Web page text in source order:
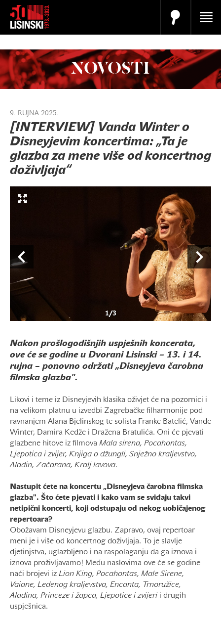
NOVOSTI
9. RUJNA 2025.
[INTERVIEW] Vanda Winter o
Disneyjevim koncertima: „Ta je
glazba za mene više od koncertnog
doživljaja“
1/3
Nakon prošlogodišnjih uspješnih koncerata,
ove će se godine u Dvorani Lisinski – 13. i 14.
rujna – ponovno održati „Disneyjeva čarobna
filmska glazba".
Likovi i teme iz Disneyjevih klasika oživjet će na pozornici i
na velikom platnu u izvedbi Zagrebačke filharmonije pod
ravnanjem Alana Bjelinskog te solista Franke Batelić, Vande
Winter, Damira Kedže i Dražena Bratulića. Oni će pjevati
glazbene hitove iz filmova Mala sirena, Pocahontas,
Ljepotica i zvijer, Knjiga o džungli, Snježno kraljevstvo,
Aladin, Začarana, Kralj lavova.
Nastupit ćete na koncertu „Disneyjeva čarobna filmska
glazba". Što ćete pjevati i kako vam se sviđaju takvi
netipični koncerti, koji odstupaju od nekog uobičajenog
repertoara?
Obožavam Disneyjevu glazbu. Zapravo, ovaj repertoar
meni je i više od koncertnog doživljaja. To je slavlje
djetinjstva, uglazbljeno i na raspolaganju da ga iznova i
iznova proživljavamo! Među naslovima ove će se godine
naći brojevi iz Lion King, Pocahontas, Male Sirene,
Vaiane, Ledenog kraljevstva, Encanta, Trnoružice,
Aladina, Princeze i žapca, Ljepotice i zvijeri i drugih
uspješnica.